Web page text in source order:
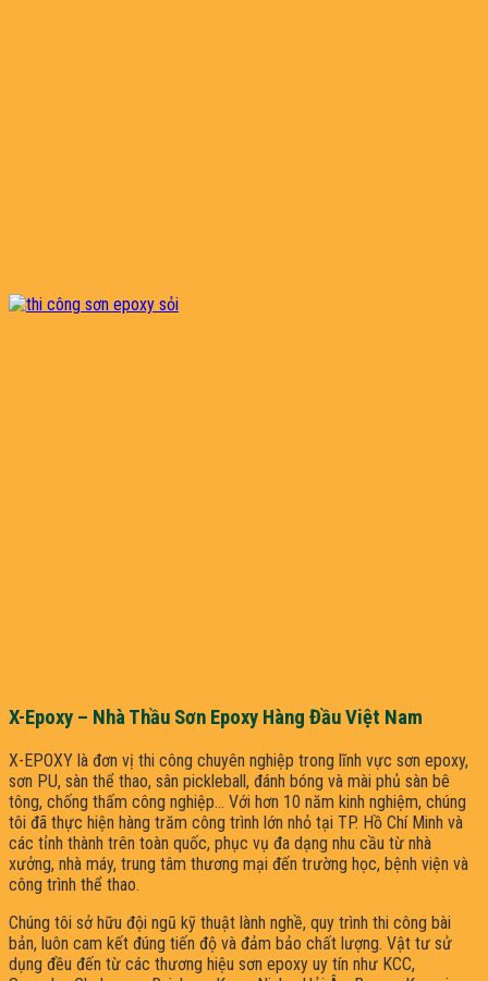
X-Epoxy – Nhà Thầu Sơn Epoxy Hàng Đầu Việt Nam
X-EPOXY là đơn vị thi công chuyên nghiệp trong lĩnh vực sơn epoxy,
sơn PU, sàn thể thao, sân pickleball, đánh bóng và mài phủ sàn bê
tông, chống thấm công nghiệp… Với hơn 10 năm kinh nghiệm, chúng
tôi đã thực hiện hàng trăm công trình lớn nhỏ tại TP. Hồ Chí Minh và
các tỉnh thành trên toàn quốc, phục vụ đa dạng nhu cầu từ nhà
xưởng, nhà máy, trung tâm thương mại đến trường học, bệnh viện và
công trình thể thao.
Chúng tôi sở hữu đội ngũ kỹ thuật lành nghề, quy trình thi công bài
bản, luôn cam kết đúng tiến độ và đảm bảo chất lượng. Vật tư sử
dụng đều đến từ các thương hiệu sơn epoxy uy tín như KCC,